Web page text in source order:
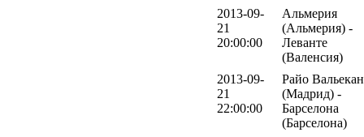
2013-09-
21
20:00:00
Альмерия
(Альмерия) -
Леванте
(Валенсия)
2013-09-
21
22:00:00
Райо
(Мадрид) -
Барселона
(Барселона)